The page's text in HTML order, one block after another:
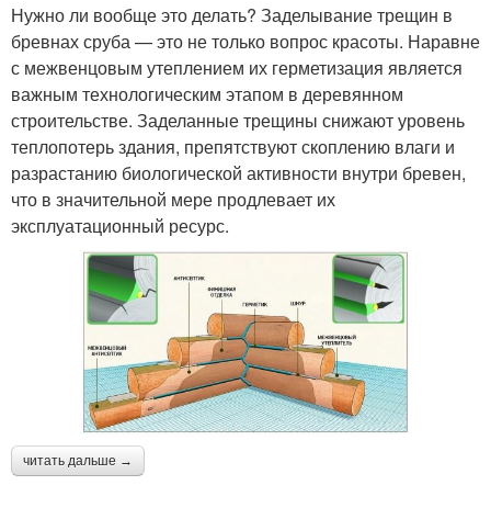
Нужно ли вообще это делать? Заделывание трещин в
бревнах сруба — это не только вопрос красоты. Наравне
с межвенцовым утеплением их герметизация является
важным технологическим этапом в деревянном
строительстве. Заделанные трещины снижают уровень
теплопотерь здания, препятствуют скоплению влаги и
разрастанию биологической активности внутри бревен,
что в значительной мере продлевает их
эксплуатационный ресурс.
читать дальше →